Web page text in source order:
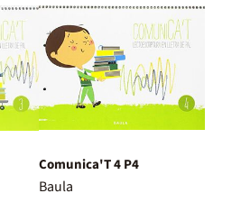
Comunica'T 4 P4
Baula